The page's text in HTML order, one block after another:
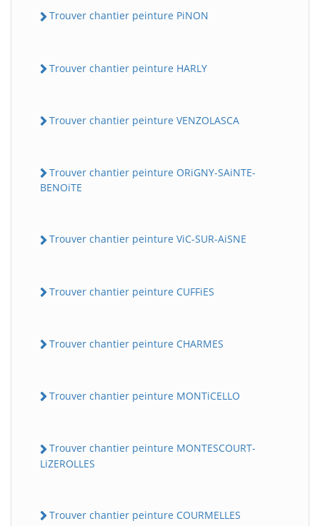
Trouver chantier peinture PiNON
Trouver chantier peinture HARLY
Trouver chantier peinture VENZOLASCA
Trouver chantier peinture ORiGNY-SAiNTE-
BENOiTE
Trouver chantier peinture ViC-SUR-AiSNE
Trouver chantier peinture CUFFiES
Trouver chantier peinture CHARMES
Trouver chantier peinture MONTiCELLO
Trouver chantier peinture MONTESCOURT-
LiZEROLLES
Trouver chantier peinture COURMELLES